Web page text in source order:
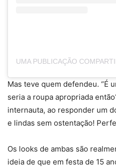
Mas teve quem defendeu. “É
seria a roupa apropriada
internauta, ao responder um
e lindas sem ostentação!
Os looks de ambas são
ideia de que em festa de 15